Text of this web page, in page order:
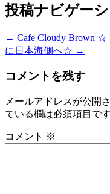
投稿ナビゲー
← Cafe Cloudy Brown
に日本海側へ☆ →
コメントを残す
メールアドレスが公開
ている欄は必須項目です
コメント ※